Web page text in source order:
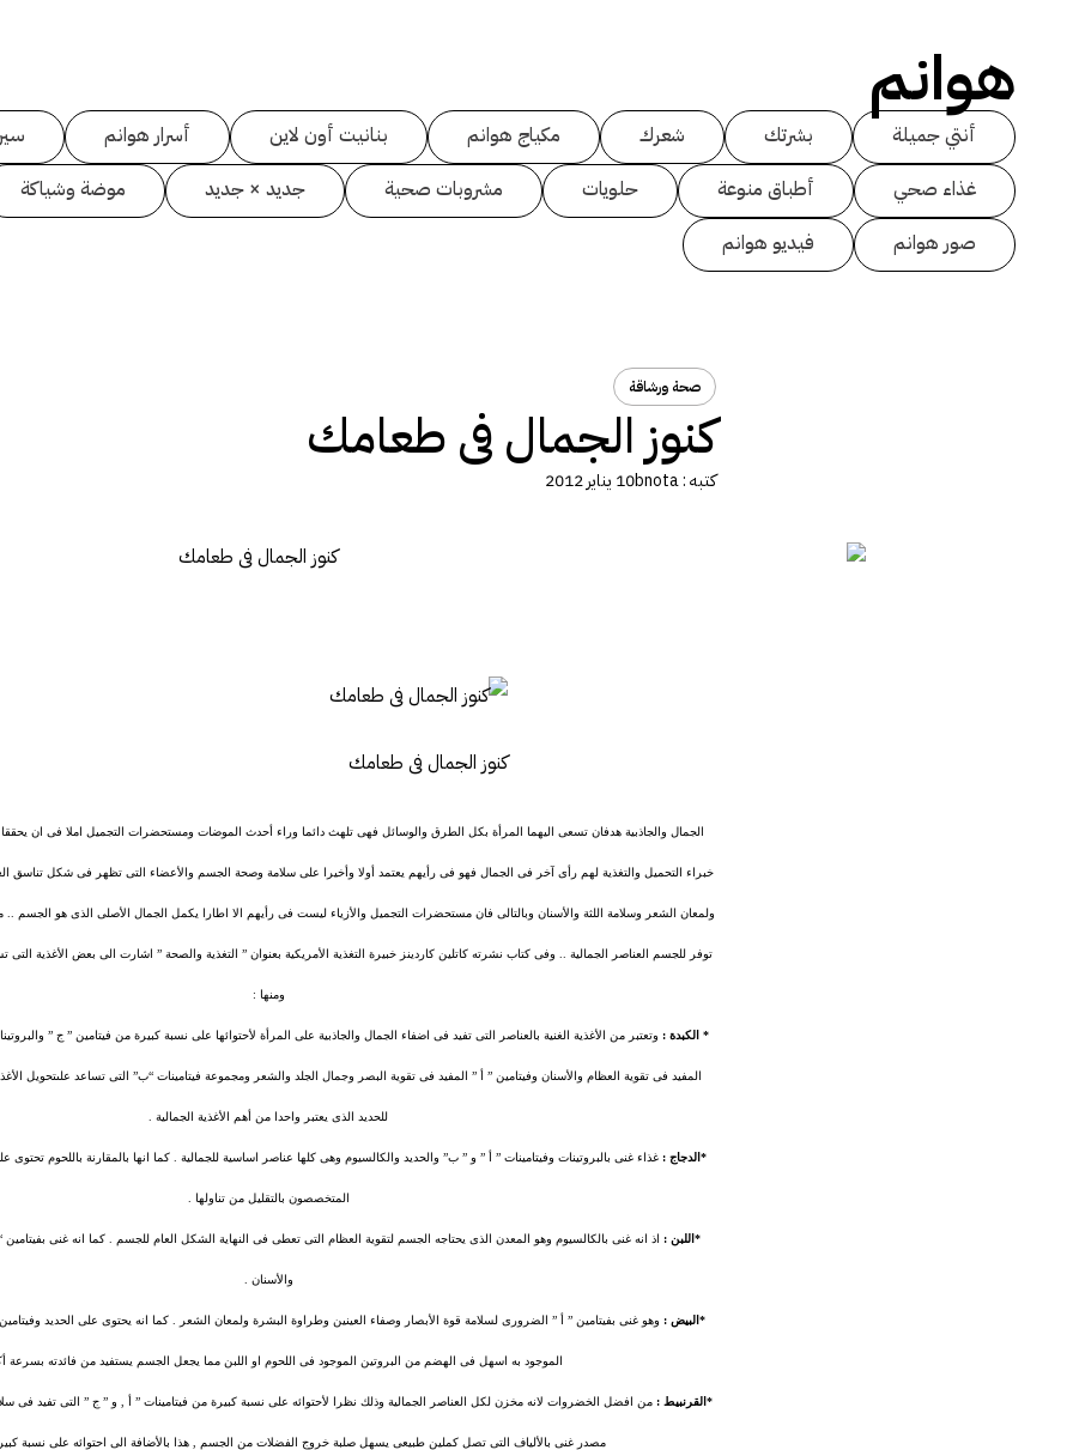
هوانم
أنتي جميلة بشرتك شعرك مكياج هوانم بنانيت أون لاين أسرار هوانم
غذاء صحي
أطباق منوعة حلويات مشروبات صحية جديد × جديد
موضة وشياكة
صور هوانم
فيديو هوانم
صحة ورشاقة
كنوز الجمال فى طعامك
كتبه :bnota10 يناير 2012
كنوز الجمال فى طعامك
الجمال والجاذبية هدفان تسعى اليهما المرأة بكل الطرق والوسائل فهى تلهث دائما وراء أحدث الموضات ومستحضرات التجميل املا فى ان
خبراء التحميل والتغذية لهم رأى آخر فى الجمال فهو فى رأيهم يعتمد أولا وأخيرا على سلامة وصحة الجسم والأعضاء التى تظهر فى شكل تناسق
ولمعان الشعر وسلامة اللثة والأسنان وبالتالى فان مستحضرات التجميل والأزياء ليست فى رأيهم الا اطارا يكمل الجمال الأصلى الذى هو الجسم ..
توفر للجسم العناصر الجمالية .. وفى كتاب نشرته كاتلين كاردينز خبيرة التغذية الأمريكية بعنوان ” التغذية والصحة ” اشارت الى بعض الأغذية
ومنها :
* الكبدة : وتعتبر من الأغذية الغنية بالعناصر التى تفيد فى اضفاء الجمال والجاذبية على المرأة لأحتوائها على نسبة كبيرة من فيتامين ” ج ”
المفيد فى تقوية العظام والأسنان وفيتامين ” أ ” المفيد فى تقوية البصر وجمال الجلد والشعر ومجموعة فيتامينات “ب” التى تساعد علىتحويل
للحديد الذى يعتبر واحدا من أهم الأغذية الجمالية .
*الدجاج : غذاء غنى بالبروتينات وفيتامينات ” أ ” و ” ب” والحديد والكالسيوم وهى كلها عناصر اساسية للجمالية . كما انها بالمقارنة باللحوم
المتخصصون بالتقليل من تناولها .
*اللبن : اذ انه غنى بالكالسيوم وهو المعدن الذى يحتاجه الجسم لتقوية العظام التى تعطى فى النهاية الشكل العام للجسم . كما انه غنى
والأسنان .
*البيض : وهو غنى بفيتامين ” أ ” الضرورى لسلامة قوة الأبصار وصفاء العينين وطراوة البشرة ولمعان الشعر . كما انه يحتوى على الحديد
الموجود به اسهل فى الهضم من البروتين الموجود فى اللحوم او اللبن مما يجعل الجسم يستفيد من فائدته بسرعة
*القرنبيط : من افضل الخضروات لانه مخزن لكل العناصر الجمالية وذلك نظرا لأحتوائه على نسبة كبيرة من فيتامينات ” أ , و ” ج ” التى تفيد فى
مصدر غنى بالألياف التى تصل كملين طبيعى يسهل صلبة خروج الفضلات من الجسم , هذا بالأضافة الى احتوائه على نسبة